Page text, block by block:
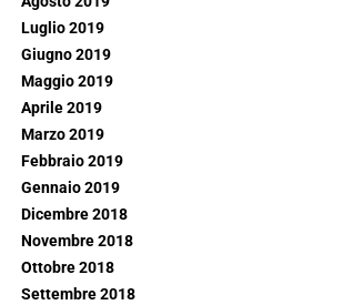
Luglio 2019
Giugno 2019
Maggio 2019
Aprile 2019
Marzo 2019
Febbraio 2019
Gennaio 2019
Dicembre 2018
Novembre 2018
Ottobre 2018
Settembre 2018